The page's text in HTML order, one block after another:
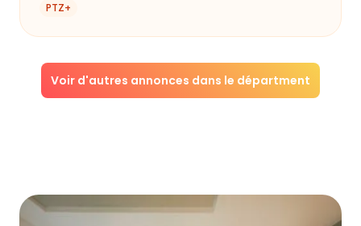
PTZ+
Voir d'autres annonces dans le départment